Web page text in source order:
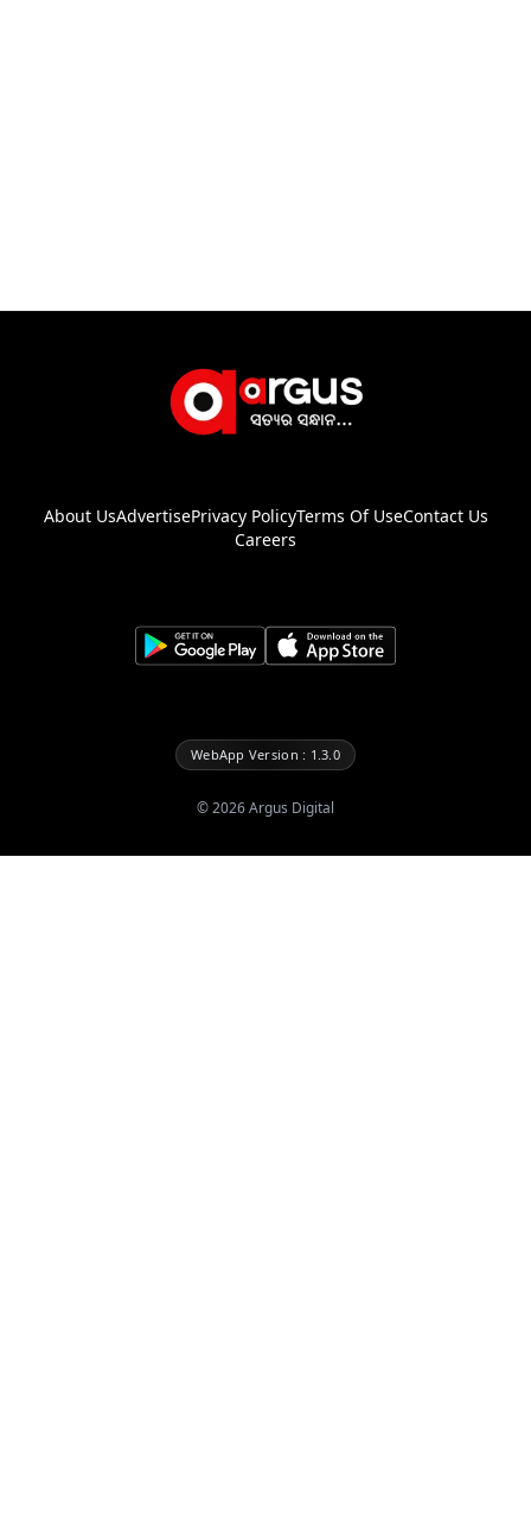
About UsAdvertisePrivacy PolicyTerms Of UseContact Us
Careers
WebApp Version : 1.3.0
©2026Argus Digital